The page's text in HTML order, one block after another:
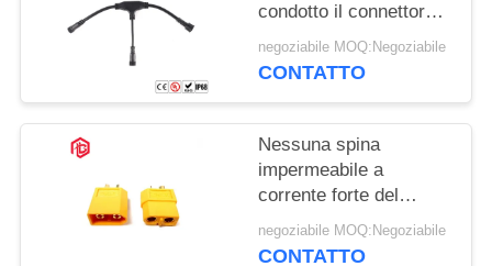
condotto il connettore
modellato modo dei
connettori 3 del cavo
negoziabile MOQ:Negoziabile
CONTATTO
Nessuna spina
impermeabile a
corrente forte del
connettore T dei cavi
Xt60
negoziabile MOQ:Negoziabile
CONTATTO